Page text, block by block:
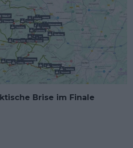
Brise im Finale